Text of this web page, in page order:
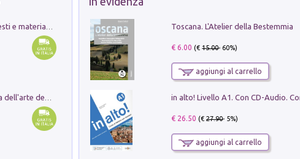
Ricerche dei dottorandi in storia dell'arte della Sapienza
Toscana. L'Atelier della Bestemmia
€ 6.00 (€15.00- 60%)
aggiungi al carrello
€ 26.50 (€27.90- 5%)
aggiungi al carrello